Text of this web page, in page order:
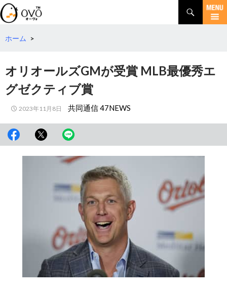
検
索
コ
テ
へ
動
ホーム >
オリオールズGMが受賞 MLB最優秀エ
グゼクティブ賞
2023年11月8日 共同通信 47NEWS